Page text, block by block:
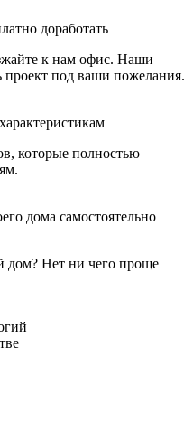
доработать
к нам офис. Наши
проект под ваши пожелания.
которые полностью
дома самостоятельно
дом? Нет ни чего проще